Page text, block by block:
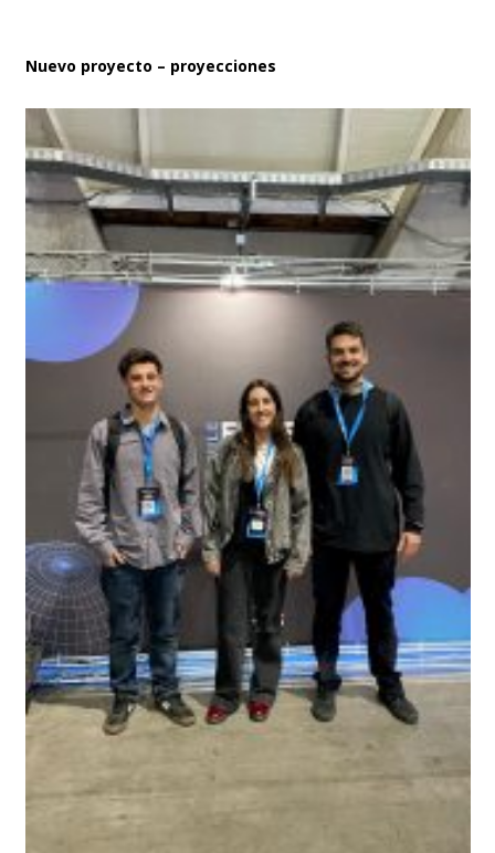
Nuevo proyecto – proyecciones